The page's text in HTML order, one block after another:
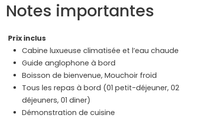
Notes importantes
Prix inclus
Cabine luxueuse climatisée et l’eau chaude
Guide anglophone à bord
Boisson de bienvenue, Mouchoir froid
Tous les repas à bord (01 petit-déjeuner, 02
déjeuners, 01 diner)
Démonstration de cuisine